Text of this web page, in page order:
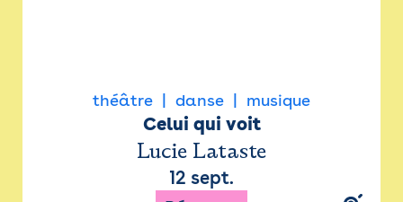
théâtre danse musique
Celui qui voit
Lucie Lataste
12 sept.